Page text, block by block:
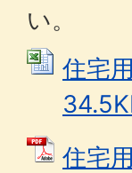
い。
住宅
住宅